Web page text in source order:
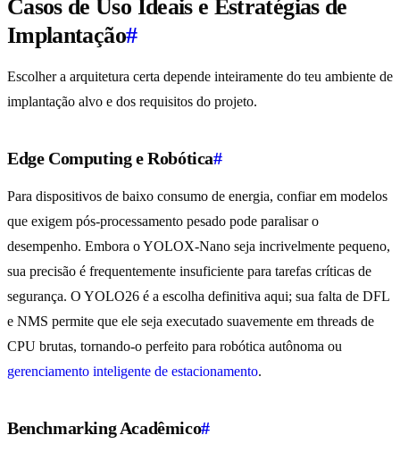
Casos de Uso Ideais e Estratégias de
Implantação#
Escolher a arquitetura certa depende inteiramente do teu ambiente de
implantação alvo e dos requisitos do projeto.
Edge Computing e Robótica#
Para dispositivos de baixo consumo de energia, confiar em modelos
que exigem pós-processamento pesado pode paralisar o
desempenho. Embora o YOLOX-Nano seja incrivelmente pequeno,
sua precisão é frequentemente insuficiente para tarefas críticas de
segurança. O YOLO26 é a escolha definitiva aqui; sua falta de DFL
e NMS permite que ele seja executado suavemente em threads de
CPU brutas, tornando-o perfeito para robótica autônoma ou
gerenciamento inteligente de estacionamento.
Benchmarking Acadêmico#